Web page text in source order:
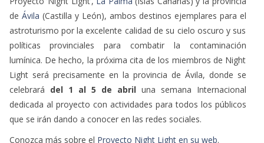
astroturismo por la excelente calidad de su cielo oscuro y sus
políticas provinciales para combatir la contaminación
lumínica. De hecho, la próxima cita de los miembros de Night
Light será precisamente en la provincia de Ávila, donde se
celebrará del 1 al 5 de abriluna semana Internacional
dedicada al proyecto con actividades para todos los públicos
que se irán dando a conocer en las redes sociales.
Conozca más sobre elProyecto Night Light en su web
Noticias Relacionadas